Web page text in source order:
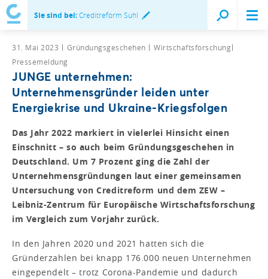
Sie sind bei:Creditreform Suhl
31. Mai 2023 Gründungsgeschehen
Wirtschaftsforschung
Pressemeldung
JUNGE unternehmen:
Unternehmensgründer leiden unter
Energiekrise und Ukraine-Kriegsfolgen
Das Jahr 2022 markiert in vielerlei Hinsicht einen
Einschnitt – so auch beim Gründungsgeschehen in
Deutschland. Um 7 Prozent ging die Zahl der
Unternehmensgründungen laut einer gemeinsamen
Untersuchung von Creditreform und dem ZEW –
Leibniz-Zentrum für Europäische Wirtschaftsforschung
im Vergleich zum Vorjahr zurück.
In den Jahren 2020 und 2021 hatten sich die
Gründerzahlen bei knapp 176.000 neuen Unternehmen
eingependelt – trotz Corona-Pandemie und dadurch